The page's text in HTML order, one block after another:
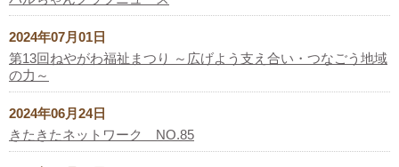
2024年07月01日
第13回ねやがわ福祉まつり ～広げよう支え合い・つなごう地域
の力～
2024年06月24日
きたきたネットワーク NO.85